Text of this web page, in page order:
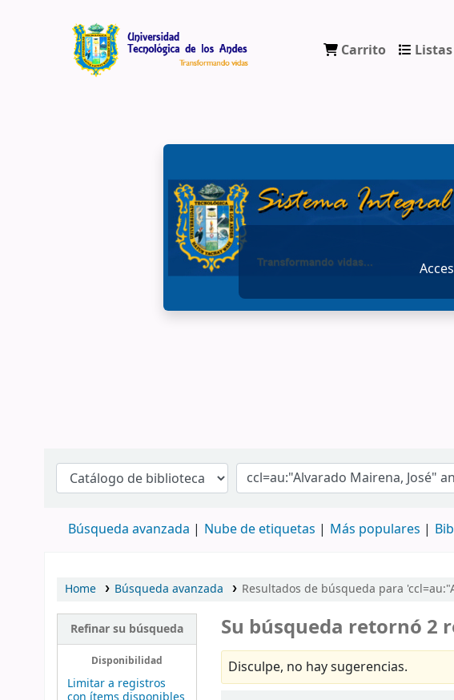
Biblioteca Virtual Universidad Tecnológica de los
Carrito Listas
Búsqueda avanzada Nube de etiquetas Más populares
Home Búsqueda avanzada Resultados de búsqueda para
Refinar su búsqueda
Disponibilidad
Limitar a registros
Su búsqueda retornó 2
Disculpe, no hay sugerencias.